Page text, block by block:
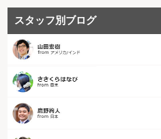
スタッフ別ブログ